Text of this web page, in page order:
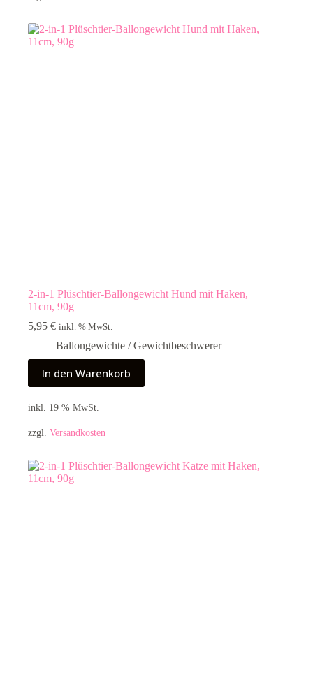
2-in-1 Plüschtier-Ballongewicht Hund mit Haken,
11cm, 90g
5,95 € inkl. % MwSt.
Ballongewichte / Gewichtbeschwerer
In den Warenkorb
inkl. 19 % MwSt.
zzgl. Versandkosten